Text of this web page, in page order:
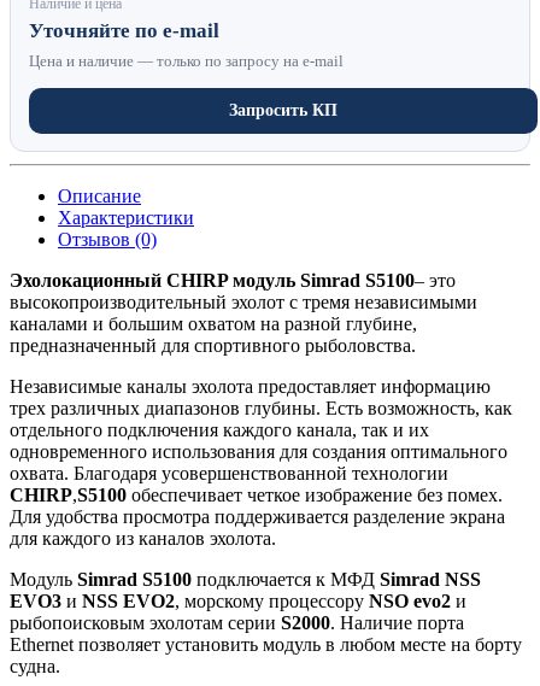
Наличие и цена
Уточняйте по e-mail
Цена и наличие — только по запросу на e-mail
Запросить КП
Описание
Характеристики
Отзывов (0)
Эхолокационный CHIRP модуль Simrad S5100– это
высокопроизводительный эхолот с тремя независимыми
каналами и большим охватом на разной глубине,
предназначенный для спортивного рыболовства.
Независимые каналы эхолота предоставляет информацию
трех различных диапазонов глубины. Есть возможность, как
отдельного подключения каждого канала, так и их
одновременного использования для создания оптимального
охвата. Благодаря усовершенствованной технологии
CHIRP,S5100 обеспечивает четкое изображение без помех.
Для удобства просмотра поддерживается разделение экрана
для каждого из каналов эхолота.
Модуль Simrad S5100 подключается к МФД Simrad NSS
EVO3 и NSS EVO2, морскому процессору NSO evo2 и
рыбопоисковым эхолотам серии S2000. Наличие порта
Ethernet позволяет установить модуль в любом месте на борту
судна.